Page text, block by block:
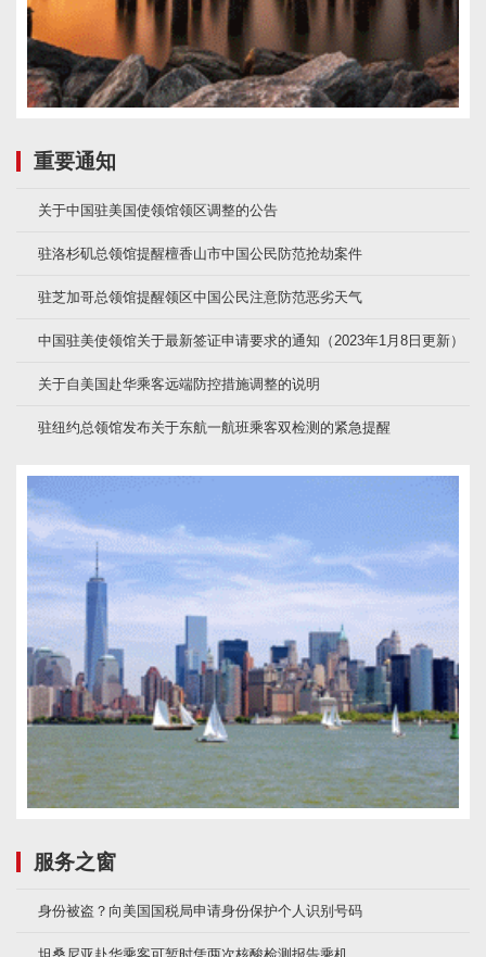
重要通知
关于中国驻美国使领馆领区调整的公告
驻洛杉矶总领馆提醒檀香山市中国公民防范抢劫案件
驻芝加哥总领馆提醒领区中国公民注意防范恶劣天气
中国驻美使领馆关于最新签证申请要求的通知（2023年1月8日更新）
关于自美国赴华乘客远端防控措施调整的说明
驻纽约总领馆发布关于东航一航班乘客双检测的紧急提醒
服务之窗
身份被盗？向美国国税局申请身份保护个人识别号码